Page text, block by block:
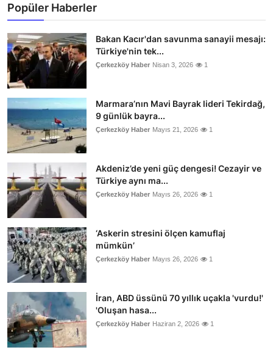
Popüler Haberler
Bakan Kacır'dan savunma sanayii mesajı:
Türkiye'nin tek...
Çerkezköy Haber Nisan 3, 2026 1
Marmara’nın Mavi Bayrak lideri Tekirdağ,
9 günlük bayra...
Çerkezköy Haber Mayıs 21, 2026 1
Akdeniz’de yeni güç dengesi! Cezayir ve
Türkiye aynı ma...
Çerkezköy Haber Mayıs 26, 2026 1
‘Askerin stresini ölçen kamuflaj
mümkün’
Çerkezköy Haber Mayıs 26, 2026 1
İran, ABD üssünü 70 yıllık uçakla 'vurdu!'
'Oluşan hasa...
Çerkezköy Haber Haziran 2, 2026 1